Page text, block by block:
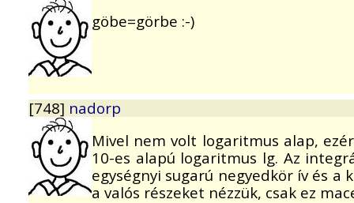
göbe=görbe :-)
[748] nadorp
Mivel nem volt logaritmus alap,
10-es alapú logaritmus lg. Az
egységnyi sugarú negyedkör ív és
a valós részeket nézzük, csak ez